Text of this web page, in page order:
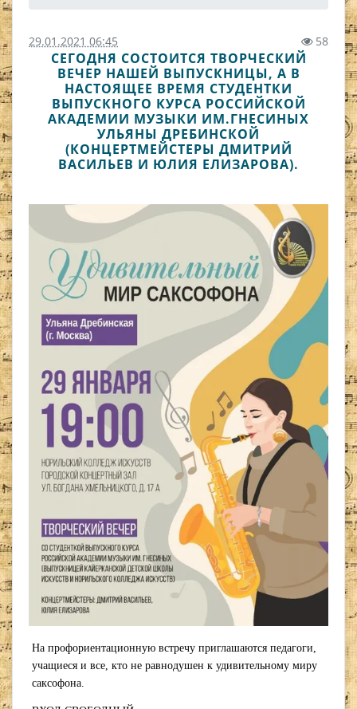
29.01.2021 06:45 58
СЕГОДНЯ СОСТОИТСЯ ТВОРЧЕСКИЙ
ВЕЧЕР НАШЕЙ ВЫПУСКНИЦЫ, А В
НАСТОЯЩЕЕ ВРЕМЯ СТУДЕНТКИ
ВЫПУСКНОГО КУРСА РОССИЙСКОЙ
АКАДЕМИИ МУЗЫКИ ИМ.ГНЕСИНЫХ
УЛЬЯНЫ ДРЕБИНСКОЙ
(КОНЦЕРТМЕЙСТЕРЫ ДМИТРИЙ
ВАСИЛЬЕВ И ЮЛИЯ ЕЛИЗАРОВА).
На профориентационную встречу приглашаются педагоги,
учащиеся и все, кто не равнодушен к удивительному миру
саксофона.